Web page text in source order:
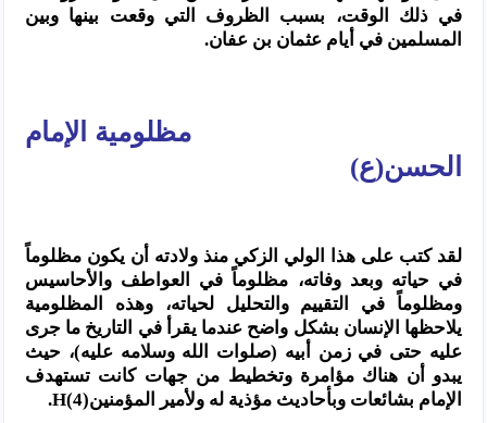
في ذلك الوقت، بسبب الظروف التي وقعت بينها وبين
المسلمين في أيام عثمان بن عفان.
مظلومية الإمام
الحسن(ع)
لقد كتب على هذا الولي الزكي منذ ولادته أن يكون مظلوماً
في حياته وبعد وفاته، مظلوماً في العواطف والأحاسيس
ومظلوماً في التقييم والتحليل لحياته، وهذه المظلومية
يلاحظها الإنسان بشكل واضح عندما يقرأ في التاريخ ما جرى
عليه حتى في زمن أبيه (صلوات الله وسلامه عليه)، حيث
يبدو أن هناك مؤامرة وتخطيط من جهات كانت تستهدف
الإمام بشائعات وبأحاديث مؤذية له ولأمير المؤمنينH(4).